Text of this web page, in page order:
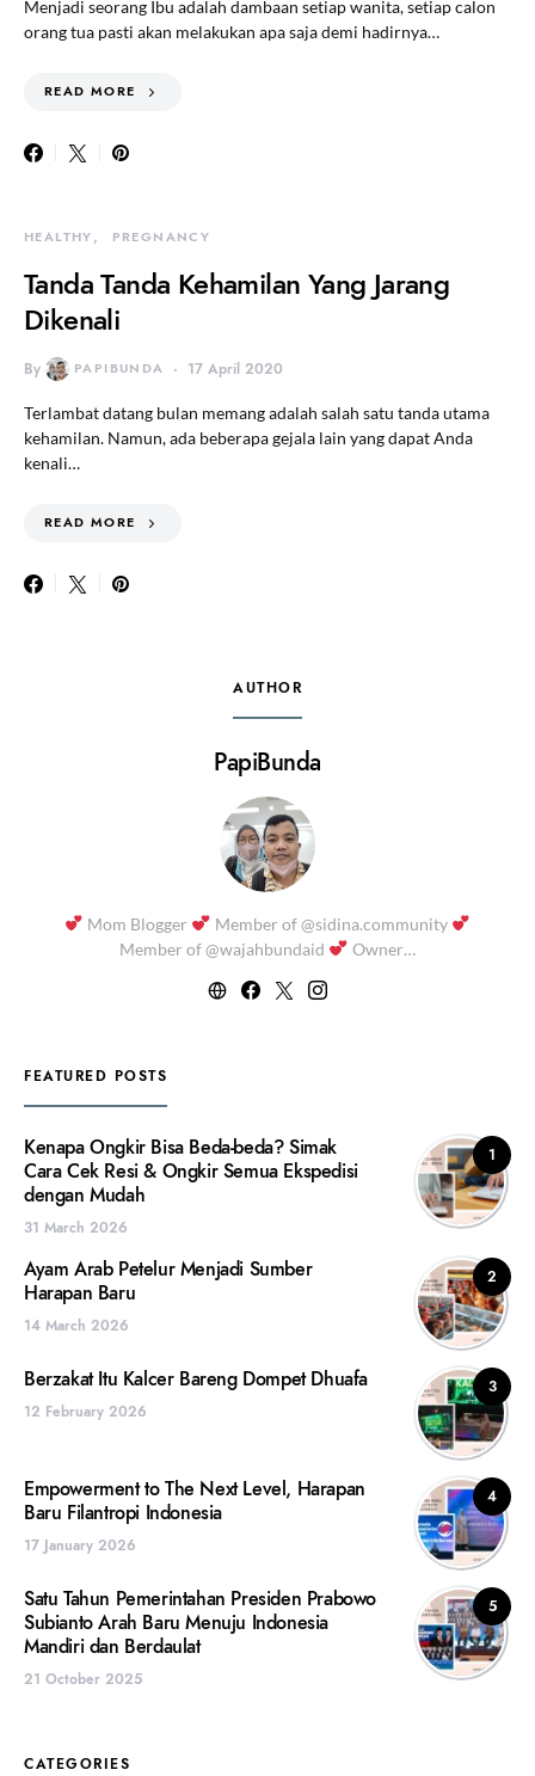
Menjadi seorang Ibu adalah dambaan setiap wanita, setiap calon
orang tua pasti akan melakukan apa saja demi hadirnya…
READ MORE
HEALTHY PREGNANCY
Tanda Tanda Kehamilan Yang Jarang
Dikenali
By PAPIBUNDA 17 April 2020
Terlambat datang bulan memang adalah salah satu tanda utama
kehamilan. Namun, ada beberapa gejala lain yang dapat Anda
kenali…
READ MORE
AUTHOR
PapiBunda
Mom Blogger
Member of @sidina.community
Member of @wajahbundaid
Owner…
FEATURED POSTS
1
Kenapa Ongkir Bisa Beda-beda? Simak
Cara Cek Resi & Ongkir Semua Ekspedisi
dengan Mudah
31 March 2026
2
Ayam Arab Petelur Menjadi Sumber
Harapan Baru
14 March 2026
3
Berzakat Itu Kalcer Bareng Dompet Dhuafa
12 February 2026
4
Empowerment to The Next Level, Harapan
Baru Filantropi Indonesia
17 January 2026
5
Satu Tahun Pemerintahan Presiden Prabowo
Subianto Arah Baru Menuju Indonesia
Mandiri dan Berdaulat
21 October 2025
CATEGORIES